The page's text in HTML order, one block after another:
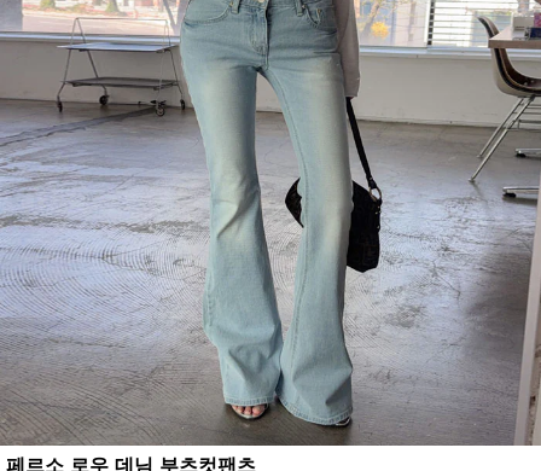
페르소 로우 데님 부츠컷팬츠